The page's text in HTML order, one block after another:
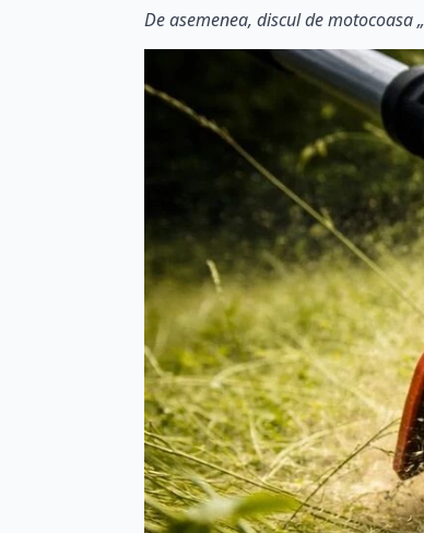
De asemenea, discul de